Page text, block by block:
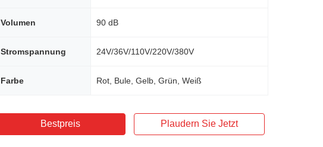
Volumen 90 dB
Stromspannung 24V/36V/110V/220V/380V
Farbe Rot, Bule, Gelb, Grün, Weiß
Bestpreis Plaudern Sie Jetzt